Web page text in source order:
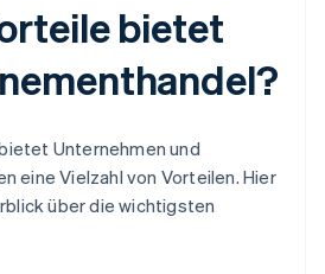
bietet
Unternehmen und
eine Vielzahl von Vorteilen. Hier
über die wichtigsten